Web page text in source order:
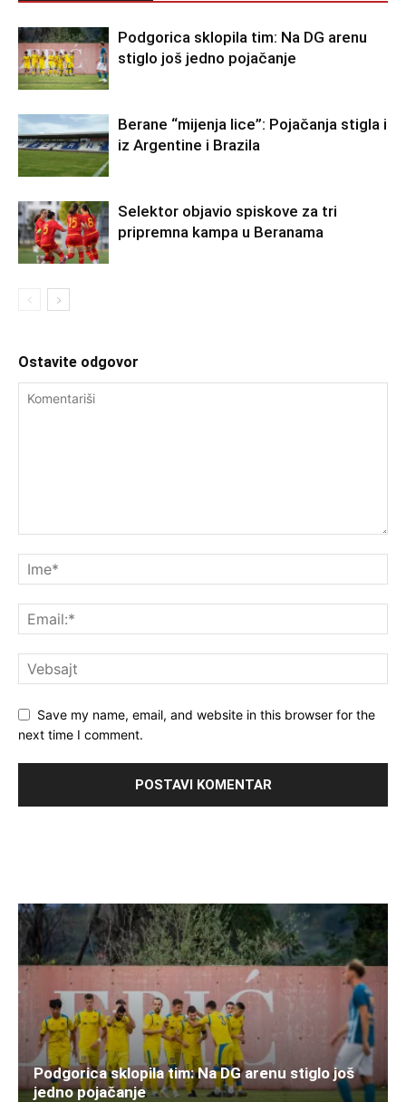
Podgorica sklopila tim: Na DG arenu
stiglo još jedno pojačanje
Berane “mijenja lice”: Pojačanja stigla i
iz Argentine i Brazila
Selektor objavio spiskove za tri
pripremna kampa u Beranama
Ostavite odgovor
Save my name, email, and website in this browser for the
next time I comment.
Podgorica sklopila tim: Na DG arenu stiglo još
jedno pojačanje